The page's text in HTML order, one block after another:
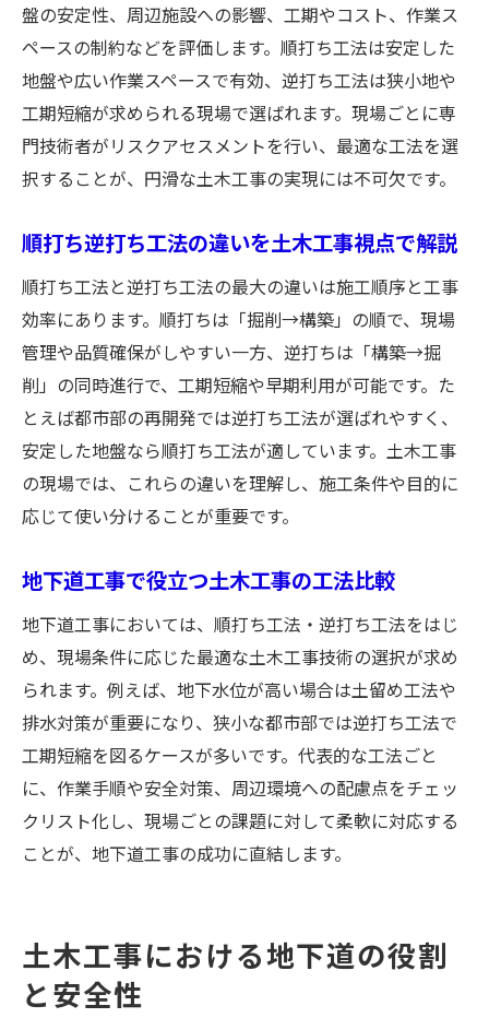
盤の安定性、周辺施設への影響、工期やコスト、作業ス
ペースの制約などを評価します。順打ち工法は安定した
地盤や広い作業スペースで有効、逆打ち工法は狭小地や
工期短縮が求められる現場で選ばれます。現場ごとに専
門技術者がリスクアセスメントを行い、最適な工法を選
択することが、円滑な土木工事の実現には不可欠です。
順打ち逆打ち工法の違いを土木工事視点で解説
順打ち工法と逆打ち工法の最大の違いは施工順序と工事
効率にあります。順打ちは「掘削→構築」の順で、現場
管理や品質確保がしやすい一方、逆打ちは「構築→掘
削」の同時進行で、工期短縮や早期利用が可能です。た
とえば都市部の再開発では逆打ち工法が選ばれやすく、
安定した地盤なら順打ち工法が適しています。土木工事
の現場では、これらの違いを理解し、施工条件や目的に
応じて使い分けることが重要です。
地下道工事で役立つ土木工事の工法比較
地下道工事においては、順打ち工法・逆打ち工法をはじ
め、現場条件に応じた最適な土木工事技術の選択が求め
られます。例えば、地下水位が高い場合は土留め工法や
排水対策が重要になり、狭小な都市部では逆打ち工法で
工期短縮を図るケースが多いです。代表的な工法ごと
に、作業手順や安全対策、周辺環境への配慮点をチェッ
クリスト化し、現場ごとの課題に対して柔軟に対応する
ことが、地下道工事の成功に直結します。
土木工事における地下道の役割
と安全性